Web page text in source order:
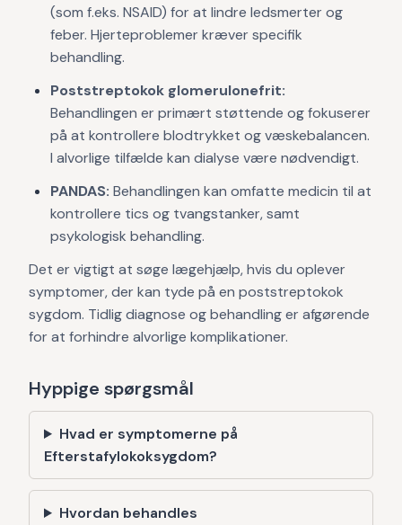
(som f.eks. NSAID) for at lindre ledsmerter og
feber. Hjerteproblemer kræver specifik
behandling.
Poststreptokok glomerulonefrit:
Behandlingen er primært støttende og fokuserer
på at kontrollere blodtrykket og væskebalancen.
I alvorlige tilfælde kan dialyse være nødvendigt.
PANDAS: Behandlingen kan omfatte medicin til at
kontrollere tics og tvangstanker, samt
psykologisk behandling.
Det er vigtigt at søge lægehjælp, hvis du oplever
symptomer, der kan tyde på en poststreptokok
sygdom. Tidlig diagnose og behandling er afgørende
for at forhindre alvorlige komplikationer.
Hyppige spørgsmål
Hvad er symptomerne på
Efterstafylokoksygdom?
Hvordan behandles